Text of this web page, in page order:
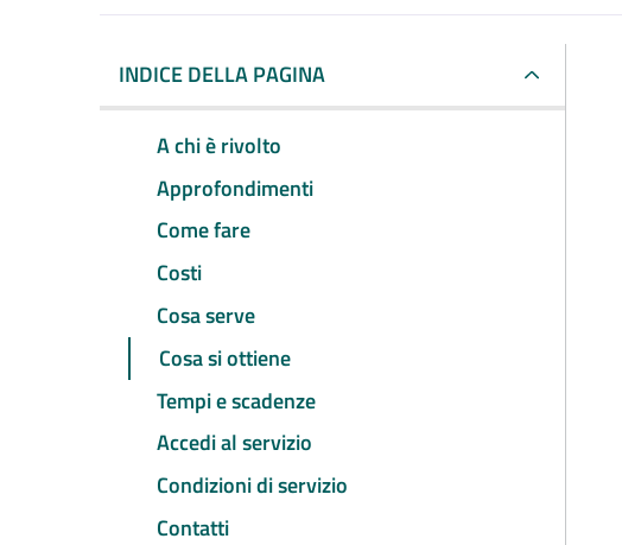
INDICE DELLA PAGINA
A chi è rivolto
Approfondimenti
Come fare
Costi
Cosa serve
Cosa si ottiene
Tempi e scadenze
Accedi al servizio
Condizioni di servizio
Contatti